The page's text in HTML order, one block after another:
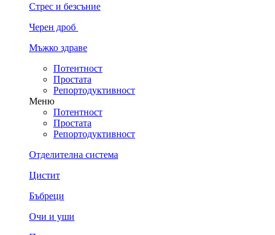
Стрес и безсъние
Черен дроб
Мъжко здраве
Потентност
Простата
Репортодуктивност
Меню
Потентност
Простата
Репортодуктивност
Отделителна система
Цистит
Бъбреци
Очи и уши